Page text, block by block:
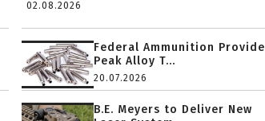
02.08.2026
Federal Ammunition
Peak Alloy T...
20.07.2026
B.E. Meyers to Deliver New